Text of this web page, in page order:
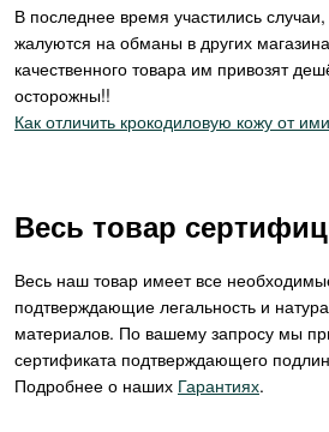
В последнее время участились
жалуются на обманы в других
качественного товара им привозят
осторожны!!
Как отличить крокодиловую кожу от
Весь товар
Весь наш товар имеет все
подтверждающие легальность и
материалов. По вашему запросу мы
сертификата подтверждающего
Подробнее о наших Гарантиях.